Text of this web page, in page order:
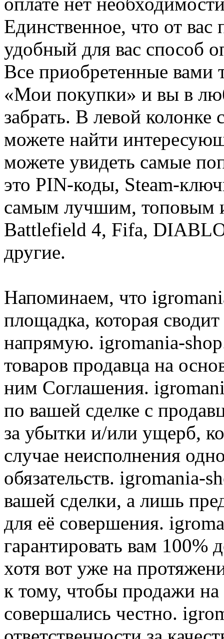
Единственное, что от вас
удобный для вас способ
Все приобретенные вами
«Мои покупки» и вы в
забрать. В левой
можете найти
можете увидеть самые
это PIN-коды, Steam-
самым лучшим, топовым
Battlefield 4, Fifa,
другие.
Напоминаем, что
площадка, которая
напрямую. igromania-
товаров продавца на
ним Соглашения.
по вашей сделке с
за убытки и/или ущерб,
случае неисполнения
обязательств. igromania-
вашей сделки, а лишь
для её совершения.
гарантировать вам 100%
хотя вот уже на
к тому, чтобы продажи
совершались честно.